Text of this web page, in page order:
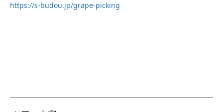
https://s-budou.jp/grape-picking